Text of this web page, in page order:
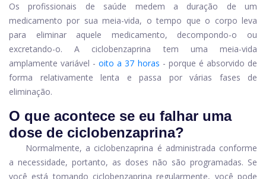
Os profissionais de saúde medem a duração de um
medicamento por sua meia-vida, o tempo que o corpo leva
para eliminar aquele medicamento, decompondo-o ou
excretando-o. A ciclobenzaprina tem uma meia-vida
amplamente variável - oito a 37 horas - porque é absorvido de
forma relativamente lenta e passa por várias fases de
eliminação.
O que acontece se eu falhar uma
dose de ciclobenzaprina?
Normalmente, a ciclobenzaprina é administrada conforme
a necessidade, portanto, as doses não são programadas. Se
você está tomando ciclobenzaprina regularmente, você pode